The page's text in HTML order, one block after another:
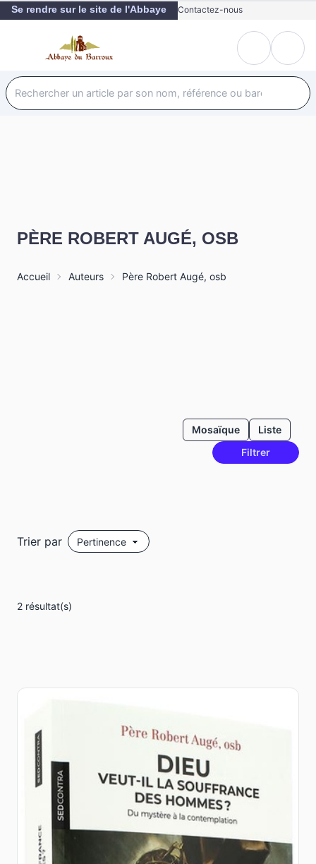
Se rendre sur le site de l'Abbaye Contactez-nous
PÈRE ROBERT AUGÉ, OSB
Accueil Auteurs Père Robert Augé, osb
Filtrer
Mosaïque Liste
Trier par
2 résultat(s)